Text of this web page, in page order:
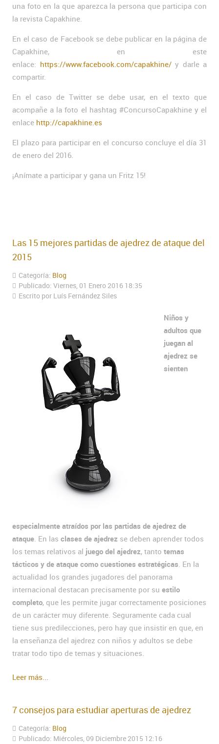
una foto en la que aparezca la persona que participa con
la revista Capakhine.
En el caso de Facebook se debe publicar en la página de
Capakhine, en este
enlace: https://www.facebook.com/capakhine/y darle a
compartir.
En el caso de Twitter se debe usar, en el texto que
acompañe a la foto el hashtag #ConcursoCapakhine y el
enlace http://capakhine.es
El plazo para participar en el concurso concluye el día 31
de enero del 2016.
¡Anímate a participar y gana un Fritz 15!
Las 15 mejores partidas de ajedrez de ataque del
2015
Categoría: Blog
Publicado: Viernes, 01 Enero 2016 18:35
Escrito por Luís Fernández Siles
Niños y
adultos que
juegan al
ajedrez se
sienten
especialmente atraídos por las partidas de ajedrez de
ataque. En las clases de ajedrez se deben aprender todos
los temas relativos al juego del ajedrez, tanto temas
tácticos y de ataque como cuestiones estratégicas. En la
actualidad los grandes jugadores del panorama
internacional destacan precisamente por su estilo
completo, que les permite jugar correctamente posiciones
de un carácter muy diferente. Seguramente cada cual
tiene sus predilecciones, pero hay que insistir en que, en
la enseñanza del ajedrez con niños y adultos se debe
tratar todo tipo de temas y situaciones.
Leer más...
7 consejos para estudiar aperturas de ajedrez
Categoría: Blog
Publicado: Miércoles, 09 Diciembre 2015 12:16